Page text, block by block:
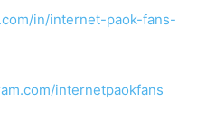
in/internet-paok-fans-
internetpaokfans